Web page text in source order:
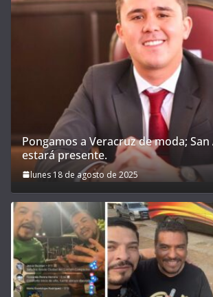
Pongamos a Veracruz de moda;
estará presente.
lunes 18 de agosto de 2025